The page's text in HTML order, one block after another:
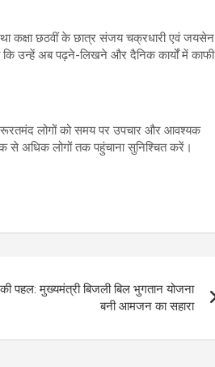
कक्षा छठवीं के छात्र संजय चक्रधारी एवं जयसेन
कि उन्हें अब पढ़ने-लिखने और दैनिक कार्यों में काफी
जरूरतमंद लोगों को समय पर उपचार और आवश्यक
से अधिक लोगों तक पहुंचाना सुनिश्चित करें।
पहल: मुख्यमंत्री बिजली बिल भुगतान योजना
बनी आमजन का सहारा